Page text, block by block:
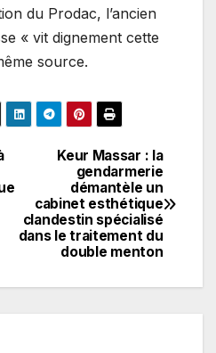
du Prodac, l’ancien
« vit dignement cette
source.
Keur Massar : la
gendarmerie
démantèle un
cabinet esthétique
clandestin spécialisé
dans le traitement du
double menton